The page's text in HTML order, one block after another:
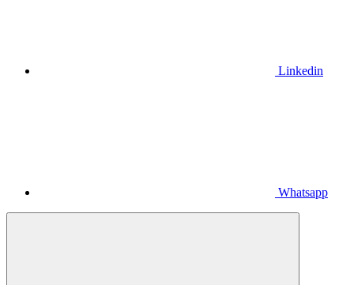
Linkedin
Whatsapp